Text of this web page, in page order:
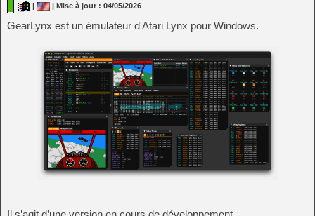
| | Mise à jour : 04/05/2026
GearLynx est un émulateur d'Atari Lynx pour Windows.